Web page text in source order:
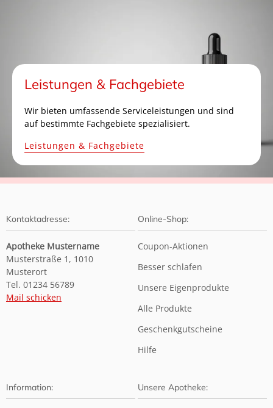
Leistungen & Fachgebiete
Wir bieten umfassende Serviceleistungen und sind
auf bestimmte Fachgebiete spezialisiert.
Leistungen & Fachgebiete
Kontaktadresse:
Apotheke Mustername
Musterstraße 1, 1010
Musterort
Tel. 01234 56789
Mail schicken
Online-Shop:
Coupon-Aktionen
Besser schlafen
Unsere Eigenprodukte
Alle Produkte
Geschenkgutscheine
Hilfe
Information: Unsere Apotheke: